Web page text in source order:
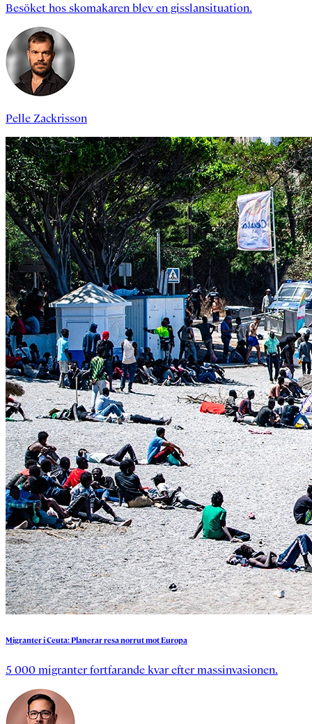
Besöket hos skomakaren blev en gisslansituation.
Pelle Zackrisson
MigranteriCeuta:PlanerarresanorrutmotEuropa
5 000 migranter fortfarande kvar efter massinvasionen.